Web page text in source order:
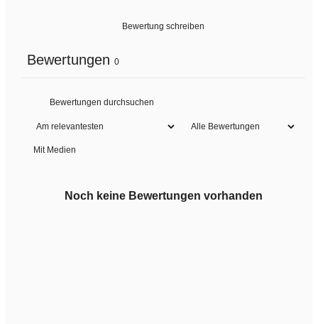
Bewertung schreiben
Bewertungen 0
Mit Medien
Noch keine Bewertungen vorhanden